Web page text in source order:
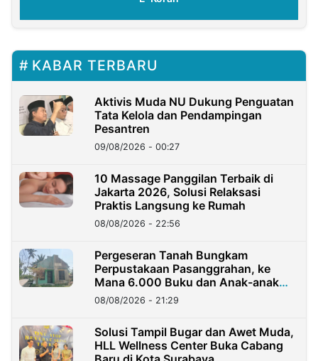
KABAR TERBARU
Aktivis Muda NU Dukung Penguatan
Tata Kelola dan Pendampingan
Pesantren
09/08/2026 - 00:27
10 Massage Panggilan Terbaik di
Jakarta 2026, Solusi Relaksasi
Praktis Langsung ke Rumah
08/08/2026 - 22:56
Pergeseran Tanah Bungkam
Perpustakaan Pasanggrahan, ke
Mana 6.000 Buku dan Anak-anak
Kini?
08/08/2026 - 21:29
Solusi Tampil Bugar dan Awet Muda,
HLL Wellness Center Buka Cabang